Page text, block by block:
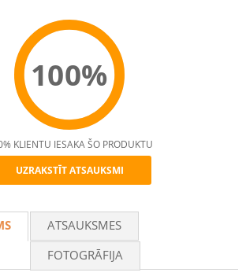
100%
Recommend
KLIENTU IESAKA ŠO PRODUKTU
UZRAKSTĪT ATSAUKSMI
ATSAUKSMES
FOTOGRĀFIJA